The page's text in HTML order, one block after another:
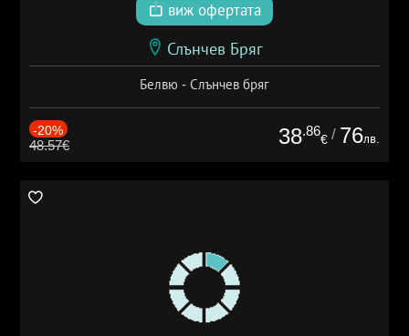
виж офертата
Слънчев Бряг
Белвю - Слънчев бряг
-20%
48.57€ 38.86
€ / 76лв.